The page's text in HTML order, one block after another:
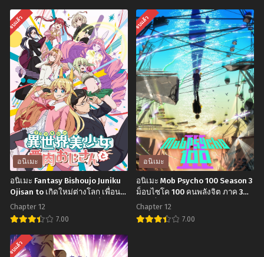
อ
นิ
เมะ
Tejina-
senpai
รุ่น
พี่
นัก
มายากล
สุด
ประหม่า
ตอน
ที่1-
12
พากย์
ไทย
อ
นิ
เมะ
Xian
Wang
De
Ri
Chang
Sheng
Huo
Season
4
ชีวิต
ประจำ
จบแล้ว
อนิเมะ
อนิเมะ Fantasy Bishoujo Juniku
Ojisan to เกิดใหม่ต่างโลก เพื่อน
ผมน่ารักโฮกเลยครับ ตอนที่1-12
พากย์ไทย+ซับไทย
Chapter 12
7.00
อ
จบแล้ว
อนิเมะ
อนิเมะ Mob Psycho 100 Season 3
ม็อบไซโค 100 คนพลังจิต ภาค 3
ตอนที่1-12 พากย์ไทย+ซับไทย
Chapter 12
7.00
จบแล้ว